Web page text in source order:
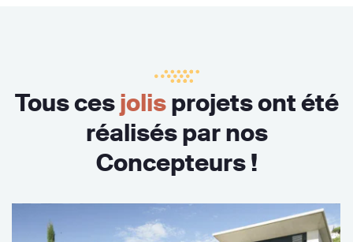
Tous cesjolisprojets ont été
réalisés par nos
Concepteurs !